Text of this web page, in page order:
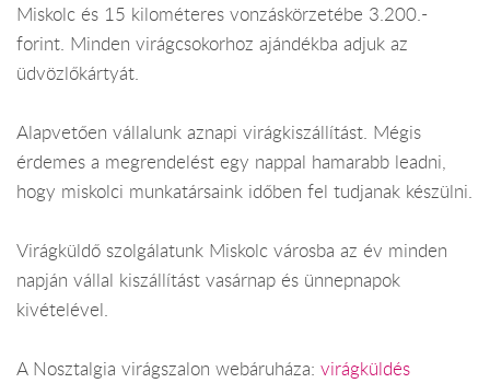
Miskolc és 15 kilométeres vonzáskörzetébe 3.200.-
forint. Minden virágcsokorhoz ajándékba adjuk az
üdvözlőkártyát.
Alapvetően vállalunk aznapi virágkiszállítást. Mégis
érdemes a megrendelést egy nappal hamarabb leadni,
hogy miskolci munkatársaink időben fel tudjanak készülni.
Virágküldő szolgálatunk Miskolc városba az év minden
napján vállal kiszállítást vasárnap és ünnepnapok
kivételével.
A Nosztalgia virágszalon webáruháza: virágküldés